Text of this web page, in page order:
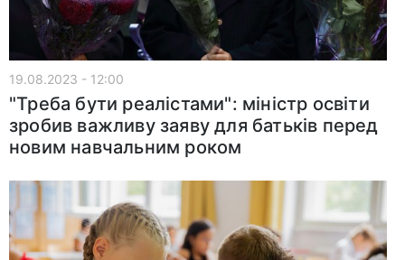
19.08.2023 - 12:00
"Треба бути реалістами": міністр освіти
зробив важливу заяву для батьків перед
новим навчальним роком